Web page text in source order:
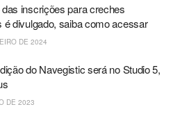
inscrições para creches
é divulgado, saiba como acessar
DE 2024
do Navegistic será no Studio 5,
DE 2023